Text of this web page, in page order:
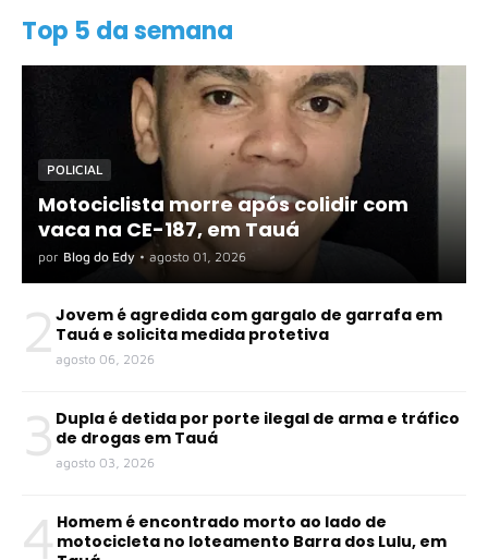
Top 5 da semana
POLICIAL
Motociclista morre após colidir com
vaca na CE-187, em Tauá
por Blog do Edy • agosto 01, 2026
2 Jovem é agredida com gargalo de garrafa em
Tauá e solicita medida protetiva
agosto 06, 2026
3 Dupla é detida por porte ilegal de arma e tráfico
de drogas em Tauá
agosto 03, 2026
4 Homem é encontrado morto ao lado de
motocicleta no loteamento Barra dos Lulu, em